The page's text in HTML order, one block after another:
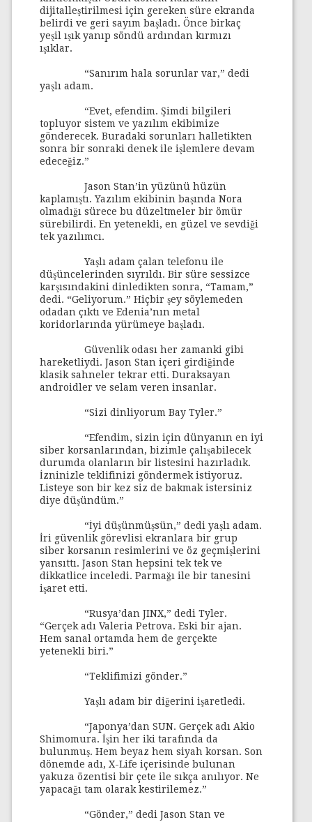
dijitalleştirilmesi için gereken süre ekranda
belirdi ve geri sayım başladı. Önce birkaç
yeşil ışık yanıp söndü ardından kırmızı
ışıklar.
“Sanırım hala sorunlar var,” dedi
yaşlı adam.
“Evet, efendim. Şimdi bilgileri
topluyor sistem ve yazılım ekibimize
gönderecek. Buradaki sorunları halletikten
sonra bir sonraki denek ile işlemlere devam
edeceğiz.”
Jason Stan’in yüzünü hüzün
kaplamıştı. Yazılım ekibinin başında Nora
olmadığı sürece bu düzeltmeler bir ömür
sürebilirdi. En yetenekli, en güzel ve sevdiği
tek yazılımcı.
Yaşlı adam çalan telefonu ile
düşüncelerinden sıyrıldı. Bir süre sessizce
karşısındakini dinledikten sonra, “Tamam,”
dedi. “Geliyorum.” Hiçbir şey söylemeden
odadan çıktı ve Edenia’nın metal
koridorlarında yürümeye başladı.
Güvenlik odası her zamanki gibi
hareketliydi. Jason Stan içeri girdiğinde
klasik sahneler tekrar etti. Duraksayan
androidler ve selam veren insanlar.
“Sizi dinliyorum Bay Tyler.”
“Efendim, sizin için dünyanın en iyi
siber korsanlarından, bizimle çalışabilecek
durumda olanların bir listesini hazırladık.
İzninizle teklifinizi göndermek istiyoruz.
Listeye son bir kez siz de bakmak istersiniz
diye düşündüm.”
“İyi düşünmüşsün,” dedi yaşlı adam.
İri güvenlik görevlisi ekranlara bir grup
siber korsanın resimlerini ve öz geçmişlerini
yansıttı. Jason Stan hepsini tek tek ve
dikkatlice inceledi. Parmağı ile bir tanesini
işaret etti.
“Rusya’dan JINX,” dedi Tyler.
“Gerçek adı Valeria Petrova. Eski bir ajan.
Hem sanal ortamda hem de gerçekte
yetenekli biri.”
“Teklifimizi gönder.”
Yaşlı adam bir diğerini işaretledi.
“Japonya’dan SUN. Gerçek adı Akio
Shimomura. İşin her iki tarafında da
bulunmuş. Hem beyaz hem siyah korsan. Son
dönemde adı, X-Life içerisinde bulunan
yakuza özentisi bir çete ile sıkça anılıyor. Ne
yapacağı tam olarak kestirilemez.”
“Gönder,” dedi Jason Stan ve